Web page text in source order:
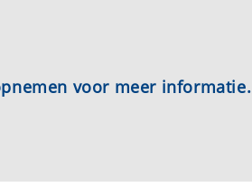
voor meer informatie.